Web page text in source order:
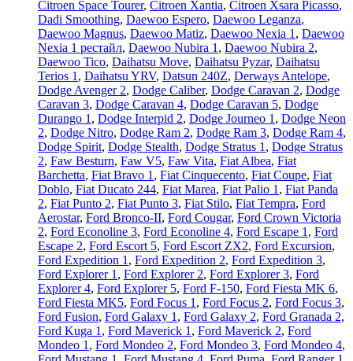
Citroen Space Tourer, Citroen Xantia, Citroen Xsara Picasso,
Dadi Smoothing, Daewoo Espero, Daewoo Leganza,
Daewoo Magnus, Daewoo Matiz, Daewoo Nexia 1 , Daewoo
Nexia 1 рестайл, Daewoo Nubira 1 , Daewoo Nubira 2,
Daewoo Tico, Daihatsu Move, Daihatsu Pyzar, Daihatsu
Terios 1 , Daihatsu YRV, Datsun 240Z, Derways Antelope,
Dodge Avenger 2, Dodge Caliber, Dodge Caravan 2, Dodge
Caravan 3, Dodge Caravan 4, Dodge Caravan 5, Dodge
Durango 1 , Dodge Interpid 2, Dodge Journeo 1 , Dodge Neon
2, Dodge Nitro, Dodge Ram 2, Dodge Ram 3, Dodge Ram 4,
Dodge Spirit, Dodge Stealth, Dodge Stratus 1 , Dodge Stratus
2, Faw Besturn, Faw V5, Faw Vita, Fiat Albea, Fiat
Barchetta, Fiat Bravo 1 , Fiat Cinquecento, Fiat Coupe, Fiat
Doblo, Fiat Ducato 244, Fiat Marea, Fiat Palio 1 , Fiat Panda
2, Fiat Punto 2, Fiat Punto 3, Fiat Stilo, Fiat Tempra, Ford
Aerostar, Ford Bronco-II, Ford Cougar, Ford Crown Victoria
2, Ford Econoline 3, Ford Econoline 4, Ford Escape 1 , Ford
Escape 2, Ford Escort 5, Ford Escort ZX2, Ford Excursion,
Ford Expedition 1 , Ford Expedition 2, Ford Expedition 3,
Ford Explorer 1 , Ford Explorer 2, Ford Explorer 3, Ford
Explorer 4, Ford Explorer 5, Ford F-150, Ford Fiesta MK 6,
Ford Fiesta MK5, Ford Focus 1 , Ford Focus 2, Ford Focus 3,
Ford Fusion, Ford Galaxy 1 , Ford Galaxy 2, Ford Granada 2,
Ford Kuga 1 , Ford Maverick 1 , Ford Maverick 2, Ford
Mondeo 1 , Ford Mondeo 2, Ford Mondeo 3, Ford Mondeo 4,